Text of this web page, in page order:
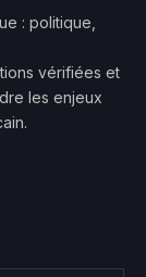
: politique,
vérifiées et
les enjeux